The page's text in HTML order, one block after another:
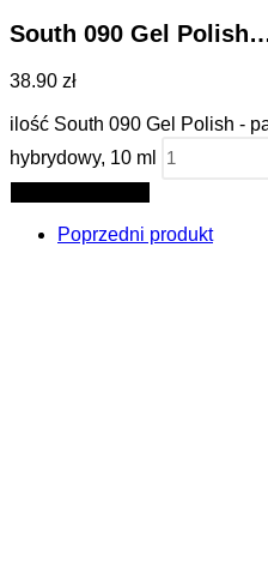
South 090 Gel
38.90 zł
ilość South 090 Gel Polish -
hybrydowy, 10 ml
Poprzedni produkt